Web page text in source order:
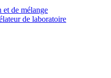
et de mélange
de laboratoire